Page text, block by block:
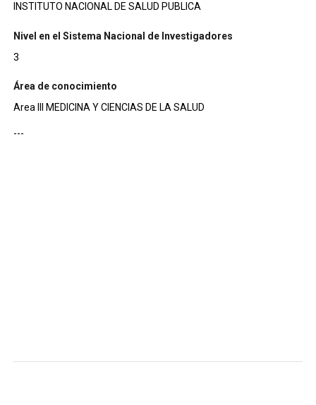
INSTITUTO NACIONAL DE SALUD PUBLICA
Nivel en el Sistema Nacional de Investigadores
3
Área de conocimiento
Area III MEDICINA Y CIENCIAS DE LA SALUD
---